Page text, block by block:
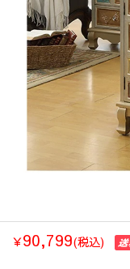
￥90,799(税込)